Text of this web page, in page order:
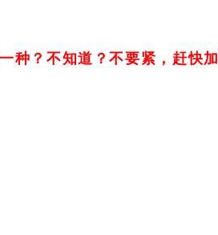
种？不知道？不要紧，赶快加